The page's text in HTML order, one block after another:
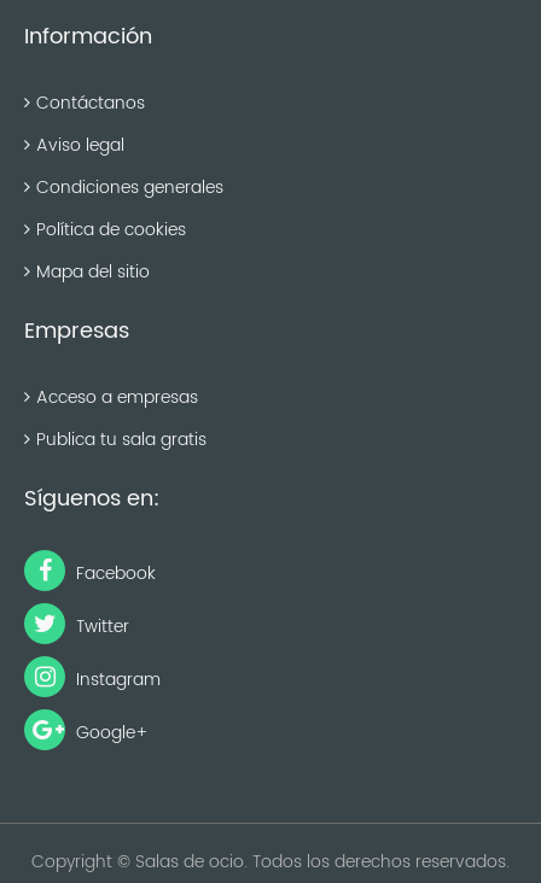
Información
Contáctanos
Aviso legal
Condiciones generales
Política de cookies
Mapa del sitio
Empresas
Acceso a empresas
Publica tu sala gratis
Síguenos en:
Facebook
Twitter
Instagram
Google+
Copyright © Salas de ocio. Todos los derechos reservados.